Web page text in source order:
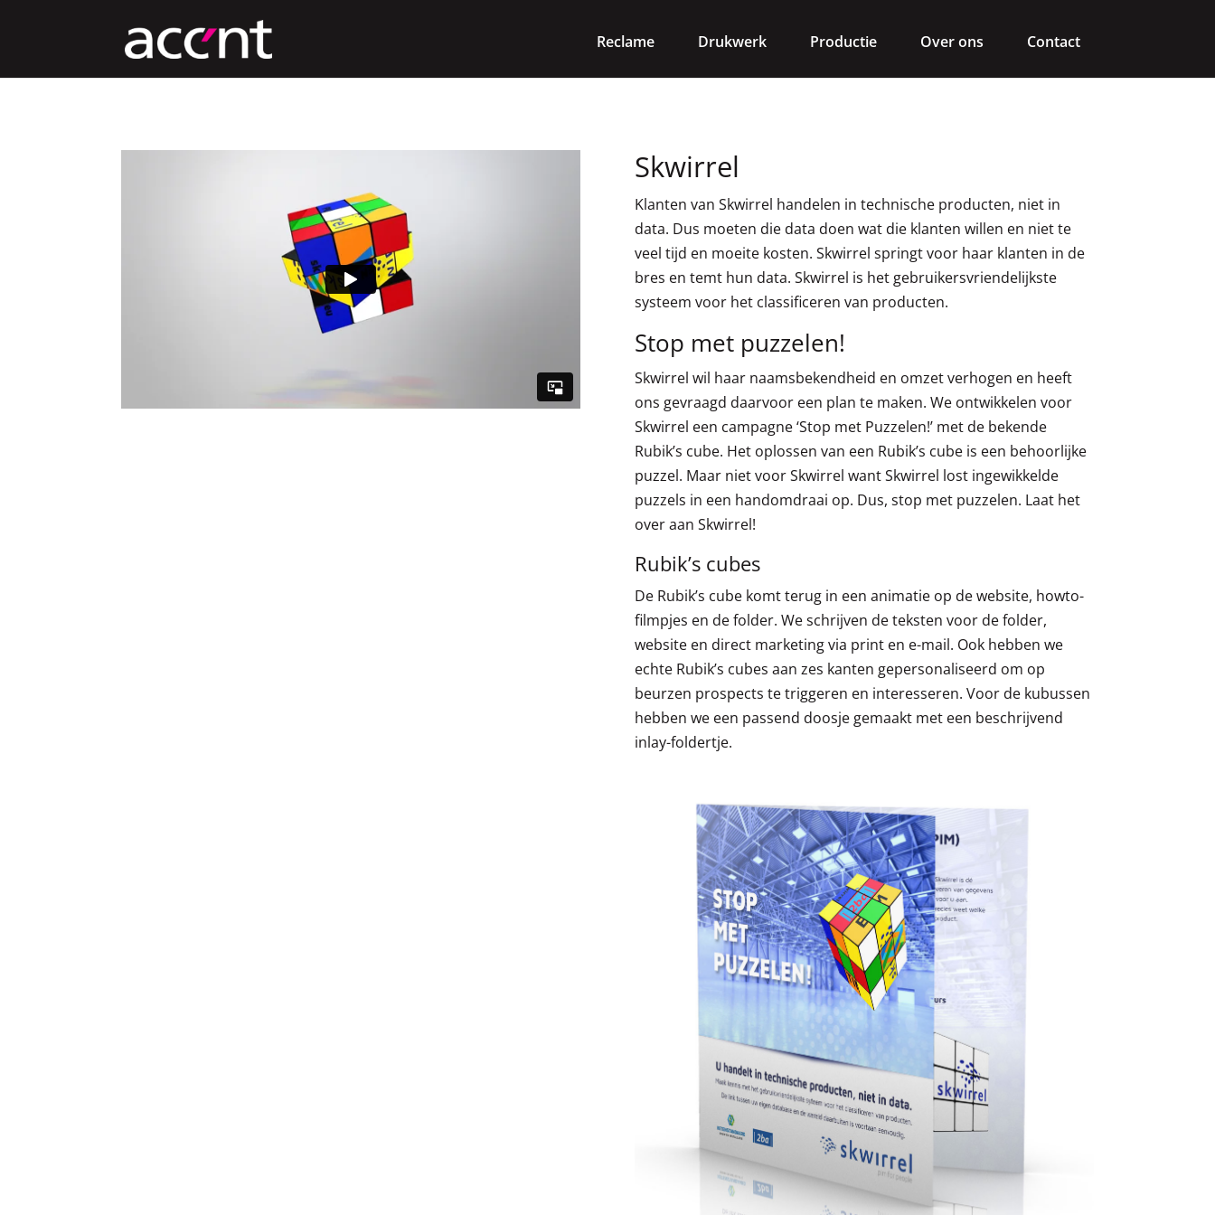
Reclame Drukwerk Productie Over ons Contact
Skwirrel
Klanten van Skwirrel handelen in technische producten, niet in
data. Dus moeten die data doen wat die klanten willen en niet te
veel tijd en moeite kosten. Skwirrel springt voor haar klanten in de
bres en temt hun data. Skwirrel is het gebruikersvriendelijkste
systeem voor het classificeren van producten.
Stop met puzzelen!
Skwirrel wil haar naamsbekendheid en omzet verhogen en heeft
ons gevraagd daarvoor een plan te maken. We ontwikkelen voor
Skwirrel een campagne ‘Stop met Puzzelen!’ met de bekende
Rubik’s cube. Het oplossen van een Rubik’s cube is een behoorlijke
puzzel. Maar niet voor Skwirrel want Skwirrel lost ingewikkelde
puzzels in een handomdraai op. Dus, stop met puzzelen. Laat het
over aan Skwirrel!
Rubik’s cubes
De Rubik’s cube komt terug in een animatie op de website, howto-
filmpjes en de folder. We schrijven de teksten voor de folder,
website en direct marketing via print en e-mail. Ook hebben we
echte Rubik’s cubes aan zes kanten gepersonaliseerd om op
beurzen prospects te triggeren en interesseren. Voor de kubussen
hebben we een passend doosje gemaakt met een beschrijvend
inlay-foldertje.